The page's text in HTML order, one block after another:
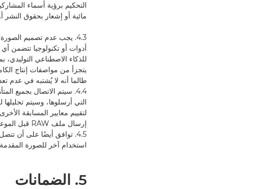
التحكيم برؤية أسماء
مائية أو إشعار بحقوق
4.3. يجب عدم تصميم الصورة
أدوات أو تكنولوجيا تتضمن
للذكاء الاصطناعي
يتجزأ من مواصفات إنتاج
طالما أنه لا يُشتبه في عدم
التي أرسلوها، وسيتم
لتقييم معايير المسابقة
إرسال ملف RAW قبل الموعد النهائي المحدد إلى عدم التأهل.
استخدام آخر للصورة
5. الضمانات